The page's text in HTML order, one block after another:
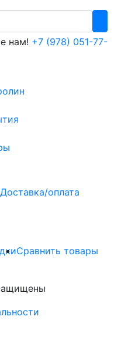
нам! +7 (978) 051-77-
Доставка/оплата
Сравнить товары